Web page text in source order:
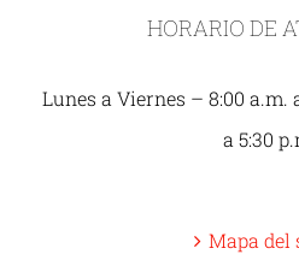
HORARIO DE
Lunes a Viernes – 8:00 a.m.
a 5:30
Mapa del